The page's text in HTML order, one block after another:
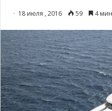
18 июля , 2016 59 4